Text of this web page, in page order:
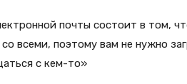
почты состоит в том,
всеми, поэтому вам не нужно
с кем-то»